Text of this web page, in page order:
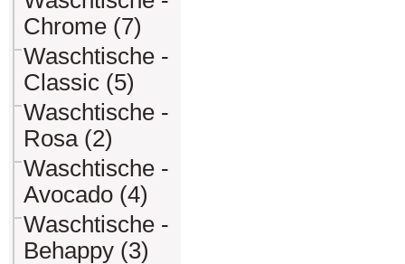
Chrome (7)
Waschtische -
Classic (5)
Waschtische -
Rosa (2)
Waschtische -
Avocado (4)
Waschtische -
Behappy (3)